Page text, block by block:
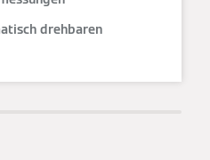
drehbaren